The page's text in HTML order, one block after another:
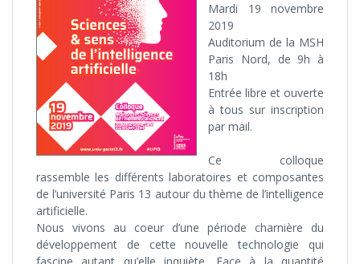
Mardi 19 novembre
2019
Auditorium de la MSH
Paris Nord, de 9h à
18h
Entrée libre et ouverte
à tous sur inscription
par mail.
Ce colloque
rassemble les différents laboratoires et composantes
de l’université Paris 13 autour du thème de l’intelligence
artificielle.
Nous vivons au coeur d’une période charnière du
développement de cette nouvelle technologie qui